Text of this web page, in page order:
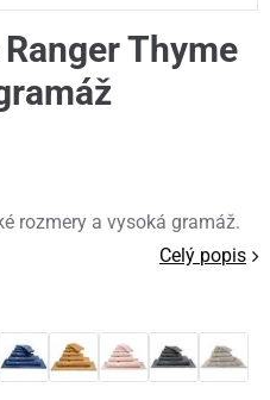
Thyme
rozmery a vysoká gramáž.
Celý popis